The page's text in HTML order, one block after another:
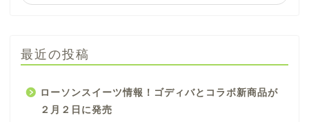
最近の投稿
ローソンスイーツ情報！ゴディバとコラボ新商品が
２月２日に発売